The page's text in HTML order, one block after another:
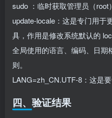
sudo ：临时获取管理员（root
update-locale：这是专门用于
具，作用是修改系统默认的
全局使用的语言、编码、日期
则。
LANG=zh_CN.UTF-8：这是
四、验证结果